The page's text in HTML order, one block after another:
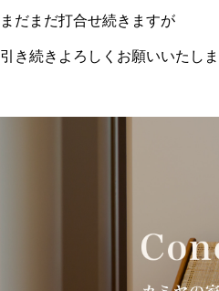
まだまだ打合せ続きますが
引き続きよろしくお願いいたしま